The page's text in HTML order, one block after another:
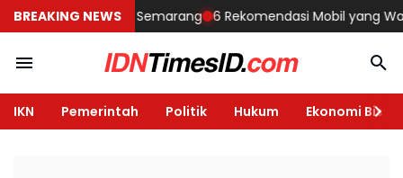
BREAKING NEWS
Rumah di Semarang 6 Rekomendasi Mobil yang
IKN Pemerintah Politik Hukum Ekonomi Bisnis